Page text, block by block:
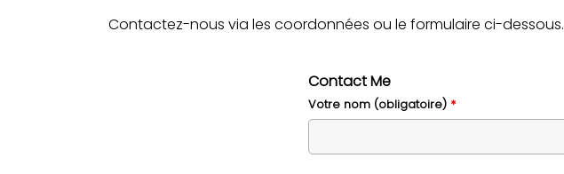
Contactez-nous via les coordonnées ou le formulaire ci-dessous.
Contact Me
Votre nom (obligatoire) *